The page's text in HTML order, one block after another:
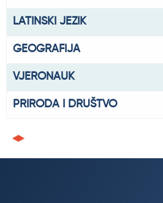
LATINSKI JEZIK
GEOGRAFIJA
VJERONAUK
PRIRODA I DRUŠTVO